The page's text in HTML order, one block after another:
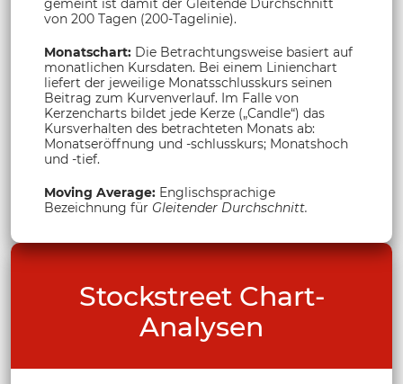
gemeint ist damit der Gleitende Durchschnitt
von 200 Tagen (200-Tagelinie).
Monatschart: Die Betrachtungsweise basiert auf
monatlichen Kursdaten. Bei einem Linienchart
liefert der jeweilige Monatsschlusskurs seinen
Beitrag zum Kurvenverlauf. Im Falle von
Kerzencharts bildet jede Kerze („Candle“) das
Kursverhalten des betrachteten Monats ab:
Monatseröffnung und -schlusskurs; Monatshoch
und -tief.
Moving Average: Englischsprachige
Bezeichnung für Gleitender Durchschnitt.
Stockstreet Chart-
Analysen